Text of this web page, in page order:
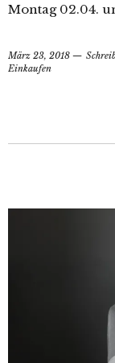
Montag 02.04.
März 23, 2018
Einkaufen